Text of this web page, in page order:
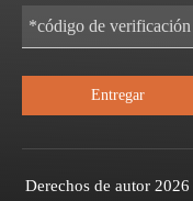
Entregar
Derechos de autor 2026